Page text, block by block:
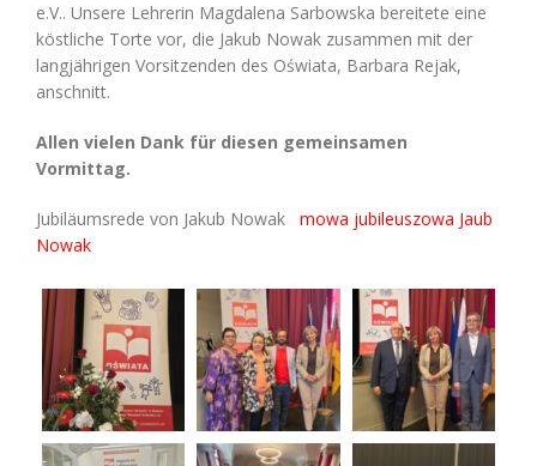
e.V.. Unsere Lehrerin Magdalena Sarbowska bereitete eine
köstliche Torte vor, die Jakub Nowak zusammen mit der
langjährigen Vorsitzenden des Oświata, Barbara Rejak,
anschnitt.
Allen vielen Dank für diesen gemeinsamen
Vormittag.
Jubiläumsrede von Jakub Nowak mowa jubileuszowa Jaub
Nowak